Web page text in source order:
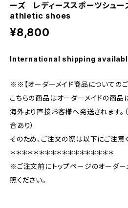
ーズ レディーススポーツシュ
athletic shoes
¥8,800
International shipping
※※【オーダーメイド商品についての
こちらの商品はオーダーメイドの商品
海外より直接お客様へ発送されます。
合あり）
そのため、ご注文の際は以下にご注意
＊＊＊＊＊＊＊＊＊＊＊＊＊＊＊＊＊＊
※ご注文前にトップページのオーダ
照ください。